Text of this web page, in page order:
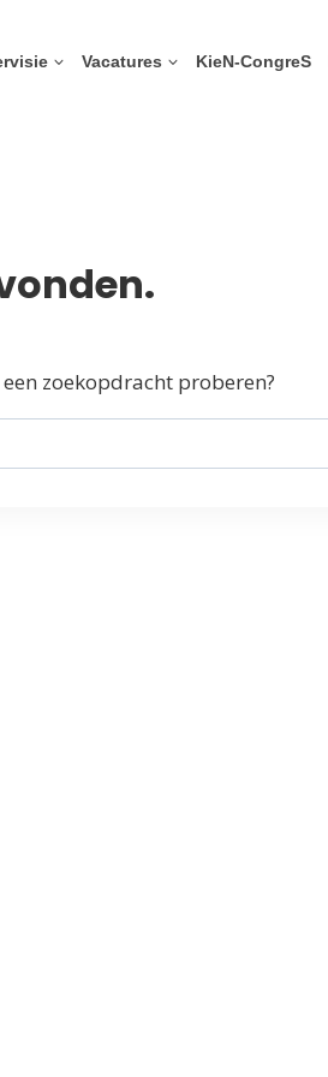
Vacatures KieN-CongreS
zoekopdracht proberen?